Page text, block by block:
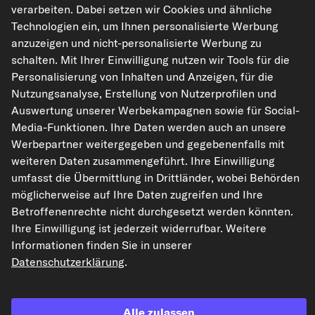
4,93 €
UVP: 5,38 €
-8%
inkl. 20% MwSt.,zzgl. Versand
Lieferzeit: 2-3 Werktage
Der Artikel ist universell verwendbar
In den Warenkorb
Auf den Merkzettel
Zur Detailseite
Artikel-Eigenschaften
Temperaturbereich von [°
-55
verarbeiten. Dabei setzen wir Cookies und ähnliche
Technologien ein, um Ihnen personalisierte Werbung
anzuzeigen und nicht-personalisierte Werbung zu
schalten. Mit Ihrer Einwilligung nutzen wir Tools für die
Personalisierung von Inhalten und Anzeigen, für die
Nutzungsanalyse, Erstellung von Nutzerprofilen und
Auswertung unserer Werbekampagnen sowie für Social-
Media-Funktionen. Ihre Daten werden auch an unsere
Werbepartner weitergegeben und gegebenenfalls mit
weiteren Daten zusammengeführt. Ihre Einwilligung
umfasst die Übermittlung in Drittländer, wobei Behörden
möglicherweise auf Ihre Daten zugreifen und Ihre
Betroffenenrechte nicht durchgesetzt werden könnten.
Ihre Einwilligung ist jederzeit widerrufbar. Weitere
Informationen finden Sie in unserer
Datenschutzerklärung.
Alle zulassen